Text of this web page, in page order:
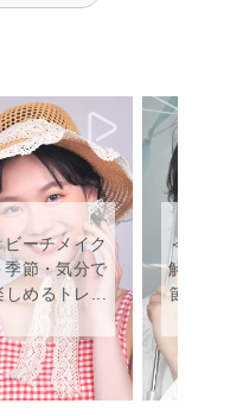
ビーチメイク
季節・気分で
しめるトレ...
＜梅雨の
解決メイ
節・気分